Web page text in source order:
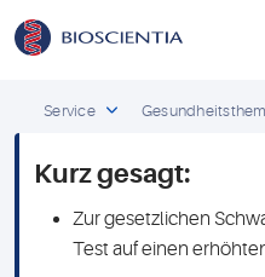
Service
Kurz gesagt:
Zur gesetzlichen
Test auf einen